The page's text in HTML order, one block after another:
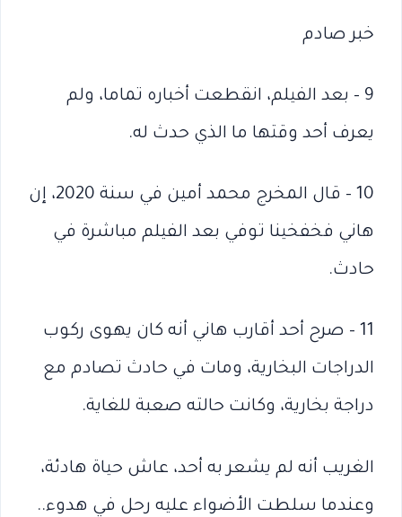
خبر صادم
9 – بعد الفيلم، انقطعت أخباره تماما، ولم
يعرف أحد وقتها ما الذي حدث له.
10 – قال المخرج محمد أمين في سنة 2020، إن
هاني فخفخينا توفي بعد الفيلم مباشرة في
حادث.
11 – صرح أحد أقارب هاني أنه كان يهوى ركوب
الدراجات البخارية، ومات في حادث تصادم مع
دراجة بخارية، وكانت حالته صعبة للغاية.
الغريب أنه لم يشعر به أحد، عاش حياة هادئة،
وعندما سلطت الأضواء عليه رحل في هدوء..